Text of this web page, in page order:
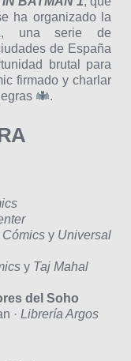
ha organizado la
, una serie de
de España
brutal para
firmado y charlar
.
y Universal
y Taj Mahal
del Soho
· Librería Argos